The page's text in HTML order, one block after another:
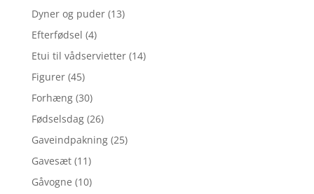
Dyner og puder (13)
Efterfødsel (4)
Etui til vådservietter (14)
Figurer (45)
Forhæng (30)
Fødselsdag (26)
Gaveindpakning (25)
Gavesæt (11)
Gåvogne (10)